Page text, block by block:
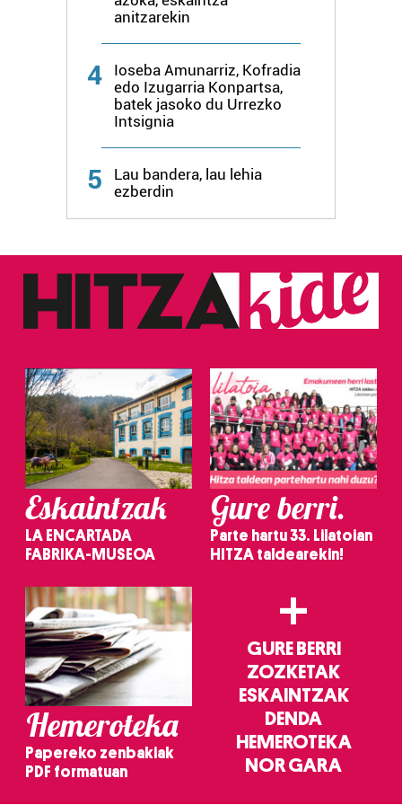
anitzarekin
4
Ioseba Amunarriz, Kofradia
edo Izugarria Konpartsa,
batek jasoko du Urrezko
Intsignia
5
Lau bandera, lau lehia
ezberdin
Eskaintzak
LA ENCARTADA
FABRIKA-MUSEOA
Gure berri.
Parte hartu 33. Lilatoian
HITZA taldearekin!
Hemeroteka
Papereko zenbakiak
PDF formatuan
+
GURE BERRI
ZOZKETAK
ESKAINTZAK
DENDA
HEMEROTEKA
NOR GARA